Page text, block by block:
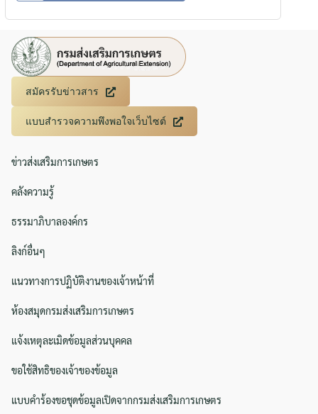
for:
Search
สมัครรับข่าวสาร
แบบสำรวจความพึงพอใจเว็บไซต์
ข่าวส่งเสริมการเกษตร
คลังความรู้
ธรรมาภิบาลองค์กร
ลิงก์อื่นๆ
แนวทางการปฏิบัติงานของเจ้าหน้าที่
ห้องสมุดกรมส่งเสริมการเกษตร
แจ้งเหตุละเมิดข้อมูลส่วนบุคคล
ขอใช้สิทธิของเจ้าของข้อมูล
แบบคำร้องขอชุดข้อมูลเปิดจากกรมส่งเสริมการเกษตร